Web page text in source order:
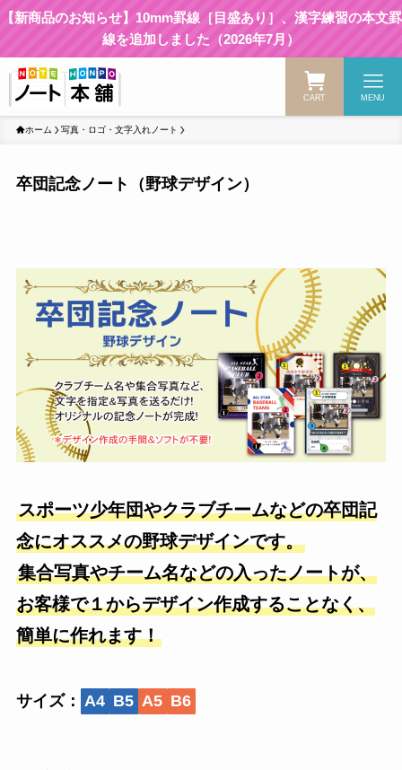
【新商品のお知らせ】10mm罫線［目盛あり］、漢字練習の本文罫
線を追加しました（2026年7月）
CART MENU
ホーム 写真・ロゴ・文字入れノート
卒団記念ノート（野球デザイン）
スポーツ少年団やクラブチームなどの卒団記
念にオススメの野球デザインです。
集合写真やチーム名などの入ったノートが、
お客様で１からデザイン作成することなく、
簡単に作れます！
サイズ： A4 B5 A5 B6